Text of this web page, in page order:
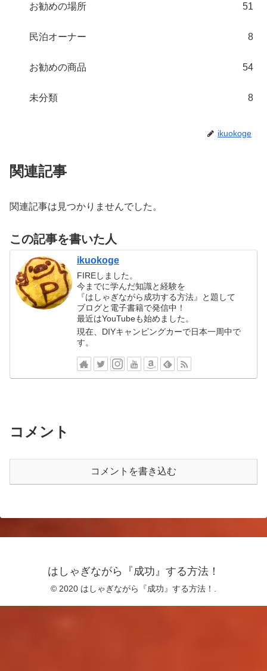
お勧めの場所 51
民泊オーナー 8
お勧めの商品 54
未分類 8
ikuokoge
関連記事
関連記事は見つかりませんでした。
この記事を書いた人
ikuokoge
FIREしました。
今までに学んだ知識と経験を
『はしゃぎながら成功する方法』と題して
ブログと電子書籍で発信中！
最近はYouTubeも始めました。
現在、DIYキャンピングカーで日本一周中で
す。
コメント
コメントを書き込む
はしゃぎながら『成功』する方法！
© 2020 はしゃぎながら『成功』する方法！.